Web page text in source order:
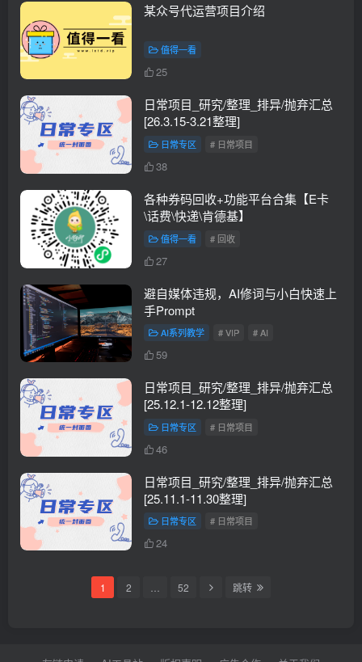
某众号代运营项目介绍
值得一看
25
日常项目_研究/整理_排异/抛弃汇总
[26.3.15-3.21整理]
日常专区 # 日常项目
38
各种券码回收+功能平台合集【E卡
\话费\快递\肯德基】
值得一看 # 回收
27
避自媒体违规，AI修词与小白快速上
手Prompt
AI系列教学 # VIP # AI
59
日常项目_研究/整理_排异/抛弃汇总
[25.12.1-12.12整理]
日常专区 # 日常项目
46
日常项目_研究/整理_排异/抛弃汇总
[25.11.1-11.30整理]
日常专区 # 日常项目
24
1 2 52 跳转